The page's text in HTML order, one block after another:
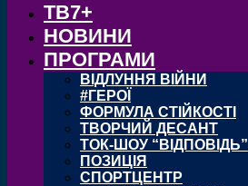
ТВ7+
НОВИНИ
ПРОГРАМИ
ВІДЛУННЯ ВІЙНИ
#ГЕРОЇ
ФОРМУЛА СТІЙКОСТІ
ТВОРЧИЙ ДЕСАНТ
ТОК-ШОУ “ВІДПОВІДЬ”
ПОЗИЦІЯ
СПОРТЦЕНТР